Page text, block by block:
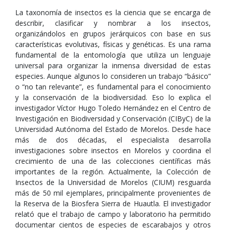
La taxonomía de insectos es la ciencia que se encarga de
describir, clasificar y nombrar a los insectos,
organizándolos en grupos jerárquicos con base en sus
características evolutivas, físicas y genéticas. Es una rama
fundamental de la entomología que utiliza un lenguaje
universal para organizar la inmensa diversidad de estas
especies. Aunque algunos lo consideren un trabajo “básico”
o “no tan relevante”, es fundamental para el conocimiento
y la conservación de la biodiversidad. Eso lo explica el
investigador Víctor Hugo Toledo Hernández en el Centro de
Investigación en Biodiversidad y Conservación (CIByC) de la
Universidad Autónoma del Estado de Morelos. Desde hace
más de dos décadas, el especialista desarrolla
investigaciones sobre insectos en Morelos y coordina el
crecimiento de una de las colecciones científicas más
importantes de la región. Actualmente, la Colección de
Insectos de la Universidad de Morelos (CIUM) resguarda
más de 50 mil ejemplares, principalmente provenientes de
la Reserva de la Biosfera Sierra de Huautla. El investigador
relató que el trabajo de campo y laboratorio ha permitido
documentar cientos de especies de escarabajos y otros